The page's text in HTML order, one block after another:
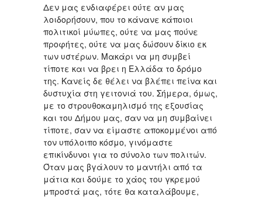
Δεν μας ενδιαφέρει ούτε αν μας
λοιδορήσουν, που το κάνανε κάποιοι
πολιτικοί μύωπες, ούτε να μας πούνε
προφήτες, ούτε να μας δώσουν δίκιο εκ
των υστέρων. Μακάρι να μη συμβεί
τίποτε και να βρει η Ελλάδα το δρόμο
της. Κανείς δε θέλει να βλέπει πείνα και
δυστυχία στη γειτονιά του. Σήμερα, όμως,
με το στρουθοκαμηλισμό της εξουσίας
και του Δήμου μας, σαν να μη συμβαίνει
τίποτε, σαν να είμαστε αποκομμένοι από
τον υπόλοιπο κόσμο, γινόμαστε
επικίνδυνοι για το σύνολο των πολιτών.
Όταν μας βγάλουν το μαντήλι από τα
μάτια και δούμε το χάος του γκρεμού
μπροστά μας, τότε θα καταλάβουμε,